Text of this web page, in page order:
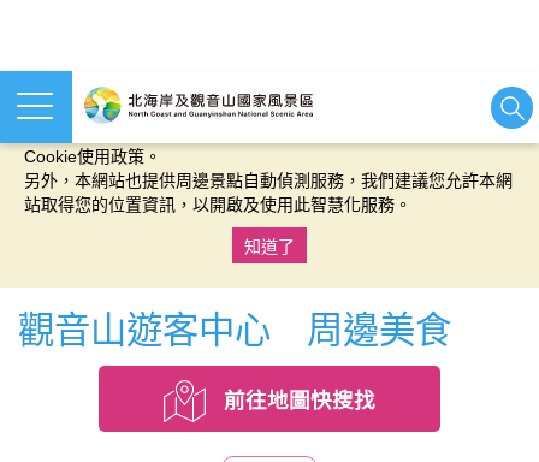
本網站使用cookies等相關技術以持續優化網站服務，並有助於為
Cookie使用政策。
另外，本網站也提供周邊景點自動偵測服務，我們建議您允許本網
站取得您的位置資訊，以開啟及使用此智慧化服務。
知道了
觀音山遊客中心 周邊美食
前往地圖快搜找